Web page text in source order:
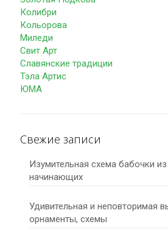
Колибри
Кольорова
Миледи
Свит Арт
Славянские традиции
Тэла Артис
ЮМА
Свежие записи
Изумительная схема бабочки
начинающих
Удивительная и неповторимая
орнаменты, схемы